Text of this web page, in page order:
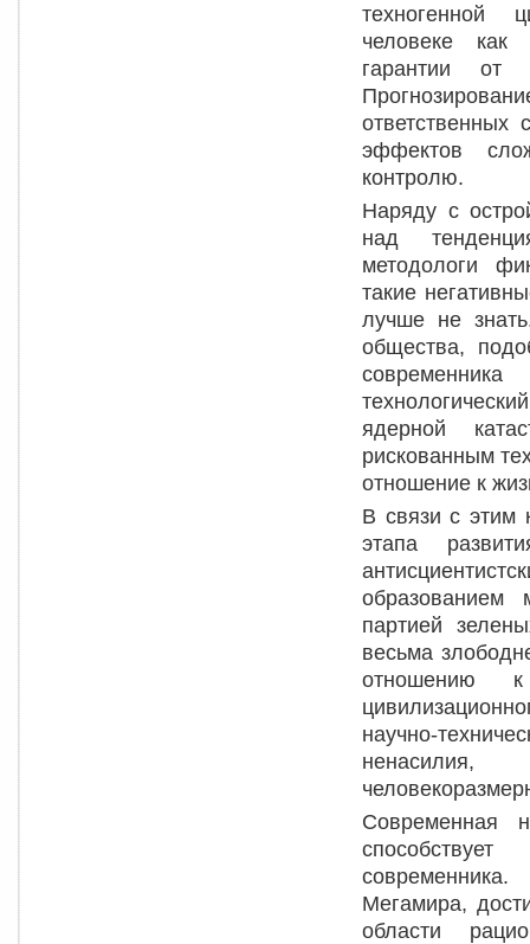
техногенной
человеке как
гарантии от
эффектов
контролю.
Наряду с
над
методологи
такие
лучше не
общества,
ядерной
рискованным
отношение к
В связи с этим
этапа
образованием
партией
весьма
отношению
научно-
ненасилия,
Современная
Мегамира,
области